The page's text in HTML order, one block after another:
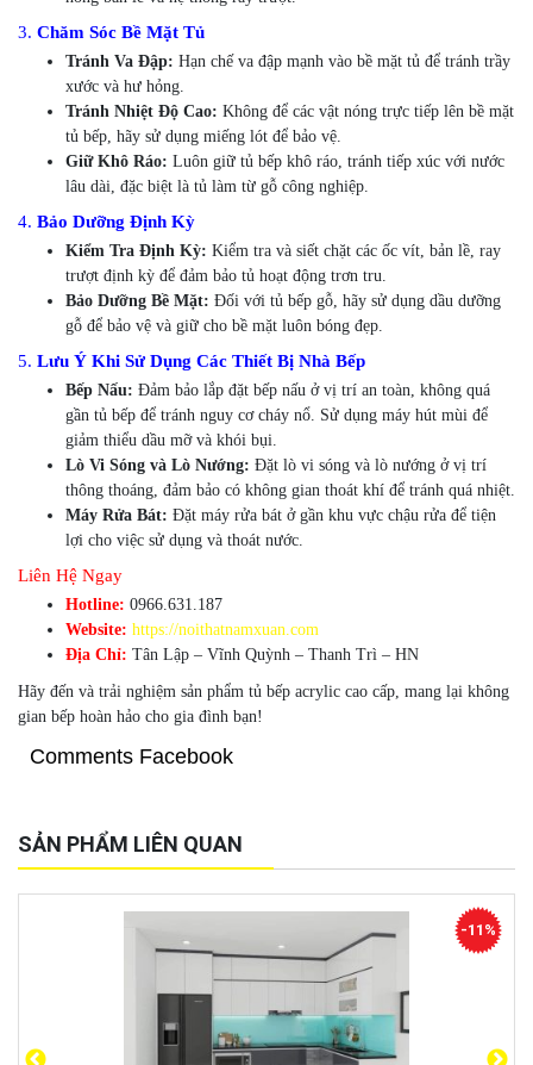
3. Chăm Sóc Bề Mặt Tủ
Tránh Va Đập: Hạn chế va đập mạnh vào bề mặt tủ để tránh trầy
xước và hư hỏng.
Tránh Nhiệt Độ Cao: Không để các vật nóng trực tiếp lên bề mặt
tủ bếp, hãy sử dụng miếng lót để bảo vệ.
Giữ Khô Ráo: Luôn giữ tủ bếp khô ráo, tránh tiếp xúc với nước
lâu dài, đặc biệt là tủ làm từ gỗ công nghiệp.
4. Bảo Dưỡng Định Kỳ
Kiểm Tra Định Kỳ: Kiểm tra và siết chặt các ốc vít, bản lề, ray
trượt định kỳ để đảm bảo tủ hoạt động trơn tru.
Bảo Dưỡng Bề Mặt: Đối với tủ bếp gỗ, hãy sử dụng dầu dưỡng
gỗ để bảo vệ và giữ cho bề mặt luôn bóng đẹp.
5. Lưu Ý Khi Sử Dụng Các Thiết Bị Nhà Bếp
Bếp Nấu: Đảm bảo lắp đặt bếp nấu ở vị trí an toàn, không quá
gần tủ bếp để tránh nguy cơ cháy nổ. Sử dụng máy hút mùi để
giảm thiểu dầu mỡ và khói bụi.
Lò Vi Sóng và Lò Nướng: Đặt lò vi sóng và lò nướng ở vị trí
thông thoáng, đảm bảo có không gian thoát khí để tránh quá nhiệt.
Máy Rửa Bát: Đặt máy rửa bát ở gần khu vực chậu rửa để tiện
lợi cho việc sử dụng và thoát nước.
Liên Hệ Ngay
Hotline: 0966.631.187
Website: https://noithatnamxuan.com
Địa Chỉ: Tân Lập – Vĩnh Quỳnh – Thanh Trì – HN
Hãy đến và trải nghiệm sản phẩm tủ bếp acrylic cao cấp, mang lại không
gian bếp hoàn hảo cho gia đình bạn!
Comments Facebook
SẢN PHẨM LIÊN QUAN
-11%